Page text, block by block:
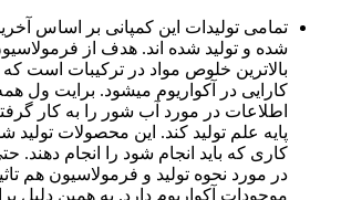
تمامی تولیدات این کمپانی بر اساس
شده و تولید شده ­اند. هدف از
بالاترین خلوص مواد در ترکیبات است که
کارایی در آکواریوم می­شود. برایت ول
اطلاعات در مورد آب شور را به کار
پایه علم تولید کند. این محصولات تولید
کاری که باید انجام شود را انجام دهند.
در مورد نحوه تولید و فرمولاسیون هم
موجودات آکواریوم دارد. به همین دلیل